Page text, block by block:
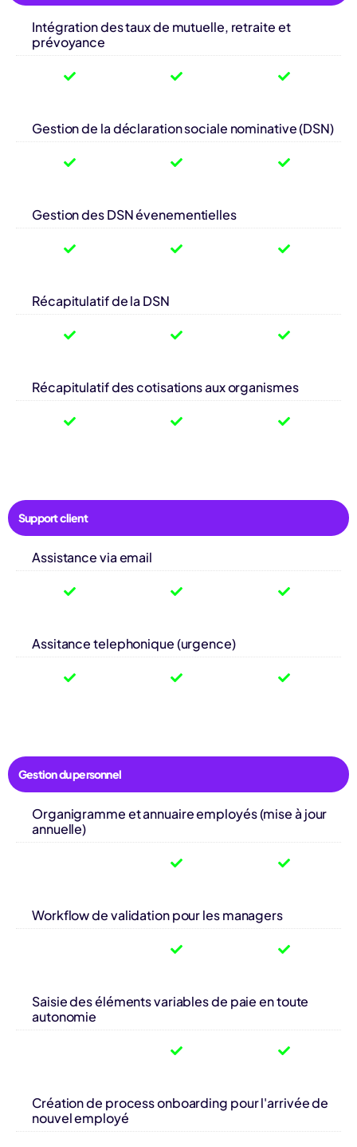
Intégration des taux de mutuelle, retraite et
prévoyance
Gestion de la déclaration sociale nominative (DSN)
Gestion des DSN évenementielles
Récapitulatif de la DSN
Récapitulatif des cotisations aux organismes
Support client
Assistance via email
Assitance telephonique (urgence)
Gestion du personnel
Organigramme et annuaire employés (mise à jour
annuelle)
Workflow de validation pour les managers
Saisie des éléments variables de paie en toute
autonomie
Création de process onboarding pour l'arrivée de
nouvel employé